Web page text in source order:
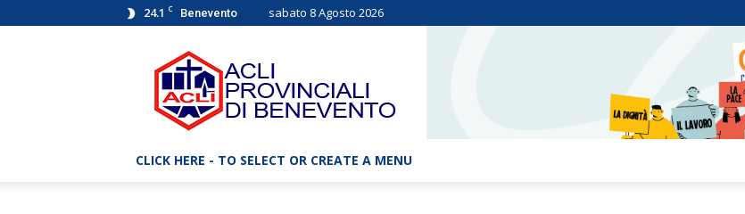
24.1 C Benevento sabato 8 Agosto 2026
ACLI
Benevento
–
Associazioni
Cristiane
Lavoratori
CLICK HERE - TO SELECT OR CREATE A MENU